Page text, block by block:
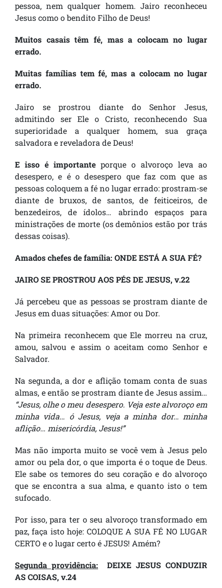
pessoa, nem qualquer homem. Jairo reconheceu
Jesus como o bendito Filho de Deus!
Muitos casais têm fé, mas a colocam no lugar
errado.
Muitas famílias tem fé, mas a colocam no lugar
errado.
Jairo se prostrou diante do Senhor Jesus,
admitindo ser Ele o Cristo, reconhecendo Sua
superioridade a qualquer homem, sua graça
salvadora e reveladora de Deus!
E isso é importante porque o alvoroço leva ao
desespero, e é o desespero que faz com que as
pessoas coloquem a fé no lugar errado: prostram-se
diante de bruxos, de santos, de feiticeiros, de
benzedeiros, de ídolos… abrindo espaços para
ministrações de morte (os demônios estão por trás
dessas coisas).
Amados chefes de família: ONDE ESTÁ A SUA FÉ?
JAIRO SE PROSTROU AOS PÉS DE JESUS, v.22
Já percebeu que as pessoas se prostram diante de
Jesus em duas situações: Amor ou Dor.
Na primeira reconhecem que Ele morreu na cruz,
amou, salvou e assim o aceitam como Senhor e
Salvador.
Na segunda, a dor e aflição tomam conta de suas
almas, e então se prostram diante de Jesus assim…
“Jesus, olhe o meu desespero. Veja este alvoroço em
minha vida… ó Jesus, veja a minha dor… minha
aflição… misericórdia, Jesus!”
Mas não importa muito se você vem à Jesus pelo
amor ou pela dor, o que importa é o toque de Deus.
Ele sabe os temores do seu coração e do alvoroço
que se encontra a sua alma, e quanto isto o tem
sufocado.
Por isso, para ter o seu alvoroço transformado em
paz, faça isto hoje: COLOQUE A SUA FÉ NO LUGAR
CERTO e o lugar certo é JESUS! Amém?
Segunda providência:
DEIXE JESUS CONDUZIR
AS COISAS, v.24